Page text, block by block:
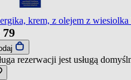
krem, z olejem z
79
rezerwacji jest usługą